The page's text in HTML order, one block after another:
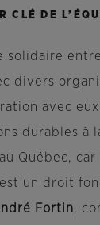
CLÉ DE
solidaire
divers
avec
durables à
Québec,
un droit
Fortin,